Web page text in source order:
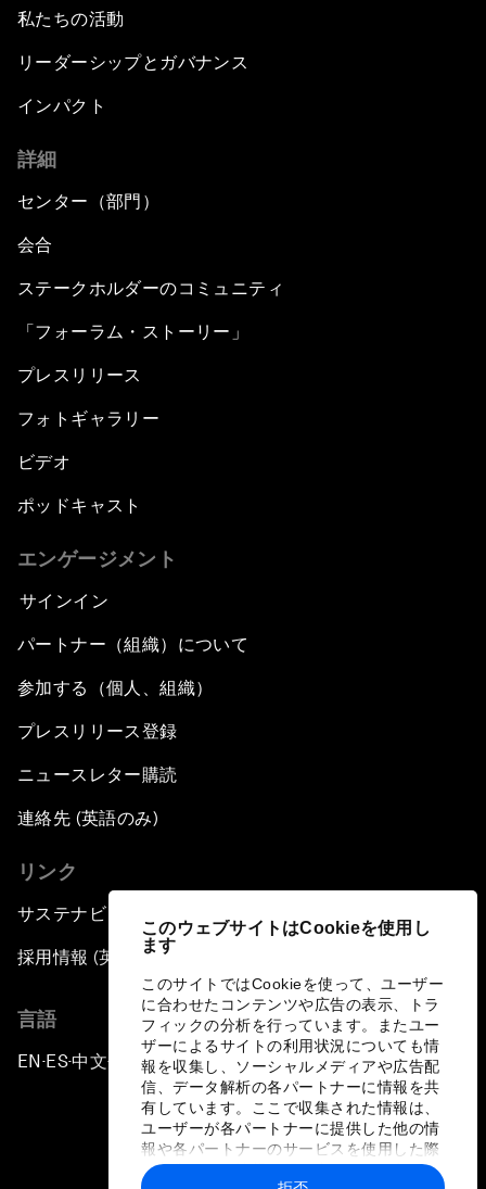
このウェブサイトはCookieを使用し
ます
このサイトではCookieを使って、ユーザー
に合わせたコンテンツや広告の表示、トラ
フィックの分析を行っています。またユー
ザーによるサイトの利用状況についても情
報を収集し、ソーシャルメディアや広告配
信、データ解析の各パートナーに情報を共
有しています。ここで収集された情報は、
ユーザーが各パートナーに提供した他の情
報や各パートナーのサービスを使用した際
に収集された情報と組み合わされ、各パー
私たちの活動
リーダーシップとガバナンス
インパクト
詳細
センター（部門）
会合
ステークホルダーのコミュニティ
「フォーラム・ストーリー」
プレスリリース
フォトギャラリー
ビデオ
ポッドキャスト
エンゲージメント
サインイン
パートナー（組織）について
参加する（個人、組織）
プレスリリース登録
ニュースレター購読
連絡先 (英語のみ)
リンク
サステナビリティへの取り組み
採用情報 (英語のみ)
言語
EN ▪ES▪中文▪ 日本語